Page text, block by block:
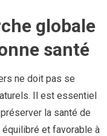
globale
santé
ne doit pas se
Il est essentiel
la santé de
et favorable à